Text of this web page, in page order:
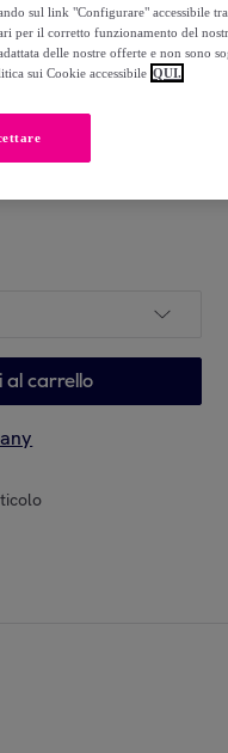
al carrello
sul link "Configurare" accessibile
per il corretto funzionamento del
delle nostre offerte e non sono
sui Cookie accessibile QUI.